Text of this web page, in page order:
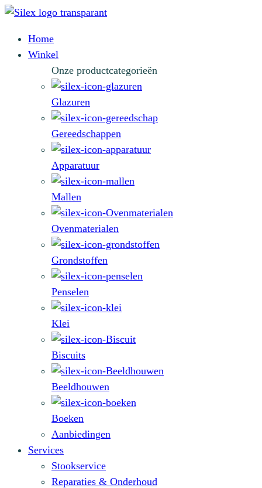
Home
Winkel
Onze productcategorieën
Glazuren
Gereedschappen
Apparatuur
Mallen
Ovenmaterialen
Grondstoffen
Penselen
Klei
Biscuits
Beeldhouwen
Boeken
Aanbiedingen
Services
Stookservice
Reparaties & Onderhoud